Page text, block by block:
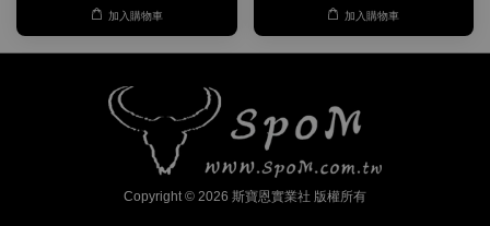
加入購物車 加入購物車
Copyright © 2026 斯寶恩實業社 版權所有